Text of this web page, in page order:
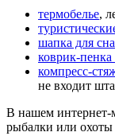
термобелье,
шапка для сна
коврик-пенка
компресс-
не входит
В нашем интернет-
рыбалки или